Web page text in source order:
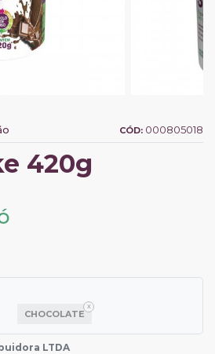
CÓD: 000805018
420g
CHOCOLATE
LTDA